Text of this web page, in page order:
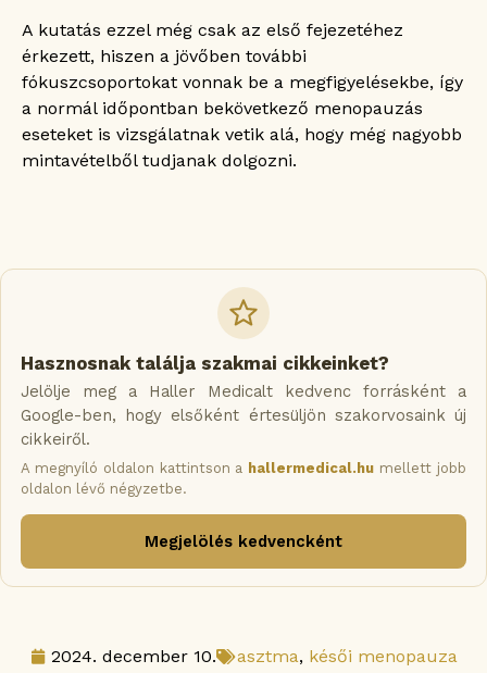
A kutatás ezzel még csak az első fejezetéhez
érkezett, hiszen a jövőben további
fókuszcsoportokat vonnak be a megfigyelésekbe, így
a normál időpontban bekövetkező menopauzás
eseteket is vizsgálatnak vetik alá, hogy még nagyobb
mintavételből tudjanak dolgozni.
Hasznosnak találja szakmai cikkeinket?
Jelölje meg a Haller Medicalt kedvenc forrásként a
Google-ben, hogy elsőként értesüljön szakorvosaink új
cikkeiről.
A megnyíló oldalon kattintson a hallermedical.hu mellett jobb
oldalon lévő négyzetbe.
Megjelölés kedvencként
2024. december 10. asztma, késői menopauza